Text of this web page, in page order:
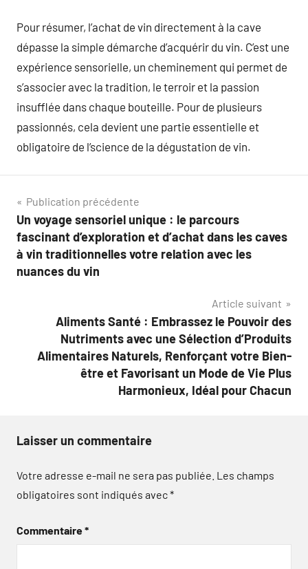
Pour résumer, l’achat de vin directement à la cave
dépasse la simple démarche d’acquérir du vin. C’est une
expérience sensorielle, un cheminement qui permet de
s’associer avec la tradition, le terroir et la passion
insufflée dans chaque bouteille. Pour de plusieurs
passionnés, cela devient une partie essentielle et
obligatoire de l’science de la dégustation de vin.
Navigation
de
l’article
Publication précédente
Un voyage sensoriel unique : le parcours
fascinant d’exploration et d’achat dans les caves
à vin traditionnelles votre relation avec les
nuances du vin
Article suivant
Aliments Santé : Embrassez le Pouvoir des
Nutriments avec une Sélection d’Produits
Alimentaires Naturels, Renforçant votre Bien-
être et Favorisant un Mode de Vie Plus
Harmonieux, Idéal pour Chacun
Laisser un commentaire
Votre adresse e-mail ne sera pas publiée. Les champs
obligatoires sont indiqués avec*
Commentaire*